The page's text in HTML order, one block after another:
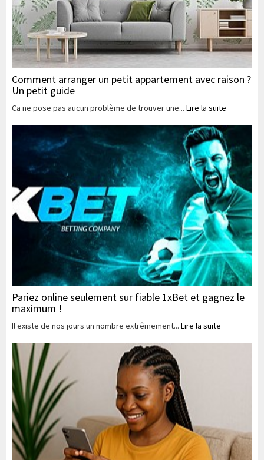
Comment arranger un petit appartement avec raison ?
Un petit guide
Ca ne pose pas aucun problème de trouver une... Lire la suite
Pariez online seulement sur fiable 1xBet et gagnez le
maximum !
Il existe de nos jours un nombre extrêmement... Lire la suite